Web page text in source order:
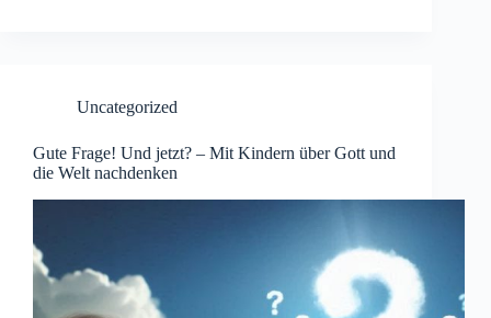
Uncategorized
Gute Frage! Und jetzt? – Mit Kindern über Gott und
die Welt nachdenken